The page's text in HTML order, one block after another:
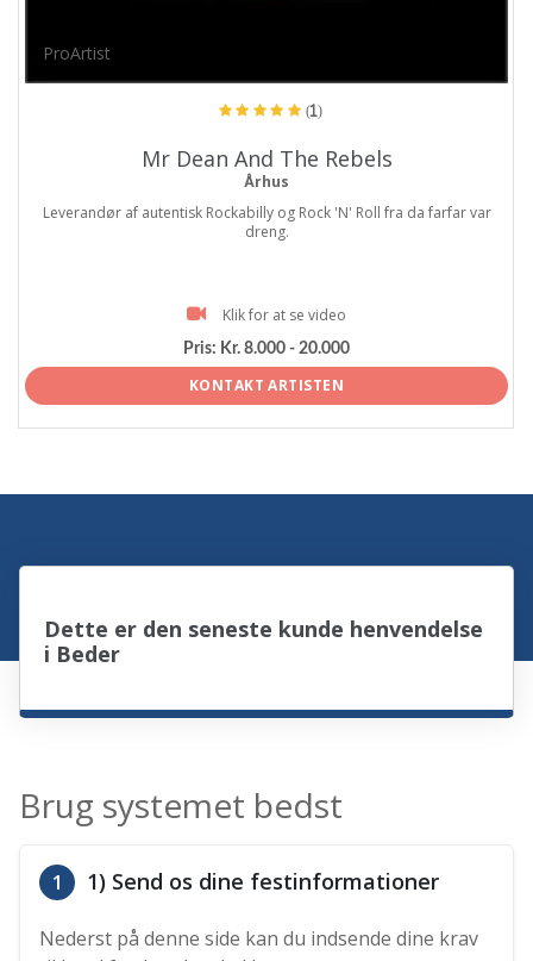
ProArtist
(1)
Mr Dean And The Rebels
Århus
Leverandør af autentisk Rockabilly og Rock 'N' Roll fra da farfar var
dreng.
Klik for at se video
Pris: Kr. 8.000 - 20.000
KONTAKT ARTISTEN
Dette er den seneste kunde henvendelse
i Beder
Brug systemet bedst
1 1) Send os dine festinformationer
Nederst på denne side kan du indsende dine krav